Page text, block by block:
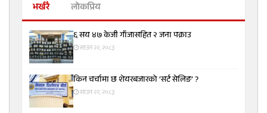
भर्खरै लोकप्रिय
६ सय ४७ केजी गाँजासहित २ जना पक्राउ
साउन २२, २०८३
किन चर्चामा छ शेयरबजारको ‘सर्ट सेलिङ’ ?
साउन २२, २०८३